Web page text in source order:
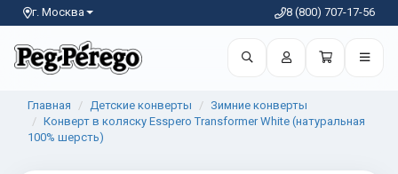
г. Москва 8 (800) 707-17-56
Главная Детские конверты
Зимние конверты
Конверт в коляску Esspero Transformer White (натуральная
100% шерсть)